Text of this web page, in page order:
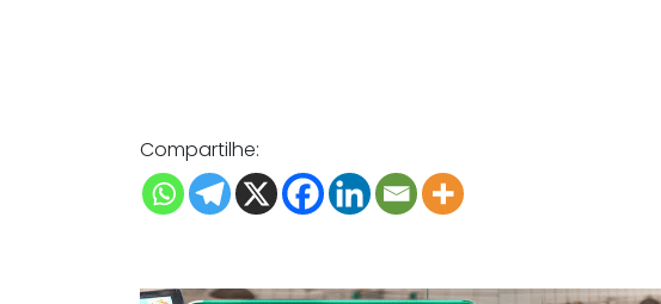
Compartilhe: